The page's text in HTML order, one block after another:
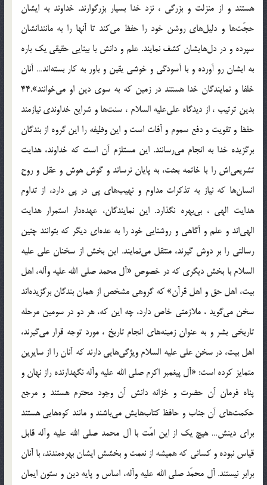
هستند و از منزلت و بزرگى ، نزد خدا بسيار بزرگوارند. خداوند به ايشان
حجّت‌ها و دليل‌هاى روشن خود را حفظ مى‌كند تا آنها را به مانندانشان
سپرده و در دل‌هايشان كشف نمايند. علم و دانش با بينايى حقيقى يك باره
به ايشان رو آورده و با آسودگى و خوشى يقين و باور به كار بسته‌اند… آنان
خلفا و نمايندگان خدا هستند در زمين كه به سوى دين او مى‌خوانند».44
بدين ترتيب ، از ديدگاه على‌عليه السلام ، سنت‌ها و شرايع خداوندى نيازمند
حفظ و تقويت و دفع سموم و آفات است و اين وظيفه را اين گروه از بندگان
برگزيده خدا به انجام مى‌رسانند. اين مستلزم آن است كه خداوند، هدايت
تشريعى‌اش را با خاتمه بعثت، به پايان نرساند و گوش هوش و عقل و روح
انسان‌ها كه نياز به تذكرات مداوم و نهيب‌هاى پى در پى دارد، از تداوم
هدايت الهى ، بى‌بهره نگذارد. اين نمايندگان، عهده‌دار استمرار هدايت
الهى‌اند و علم و آگاهى و روشنايى خود را به عده‌اى ديگر كه بتوانند چنين
رسالتى را بر دوش گيرند، منتقل مى‌نمايند. اين بخش از سخنان على ‌عليه
السلام با بخش ديگرى كه در خصوص «آل محمد صلى الله عليه وآله، اهل
بيت، اهل حق و اهل قرآن» كه گروهى مشخص از همان بندگان برگزيده‌اند
سخن مى‌گويد ، ملازمتى خاص دارد، چه اين كه، هر دو در سومين مرحله
تاريخى بشر و به عنوان زمينه‌هاى انجام تاريخ ، مورد توجه قرار مى‌گيرند،
اهل بيت، در سخن على‌ عليه السلام ويژگى‌هايى دارند كه آنان را از سايرين
متمايز كرده است: «آل پيغمبر اكرم‌ صلى الله عليه وآله نگهدارنده راز نهان و
پناه فرمان آن حضرت و خزانه دانش آن وجود محترم هستند و مرجع
حكمت‌هاى آن جناب و حافظ كتاب‌هايش مى‌باشند و مانند كوه‌هايى هستند
براى دينش… هيچ يك از اين امّت با آل محمد صلى الله عليه وآله قابل
قياس نبوده و كسانى كه هميشه از نعمت و بخشش ايشان بهره‌مندند، با آنان
برابر نيستند. آل محمّد صلى الله عليه وآله، اساس و پايه دين و ستون ايمان